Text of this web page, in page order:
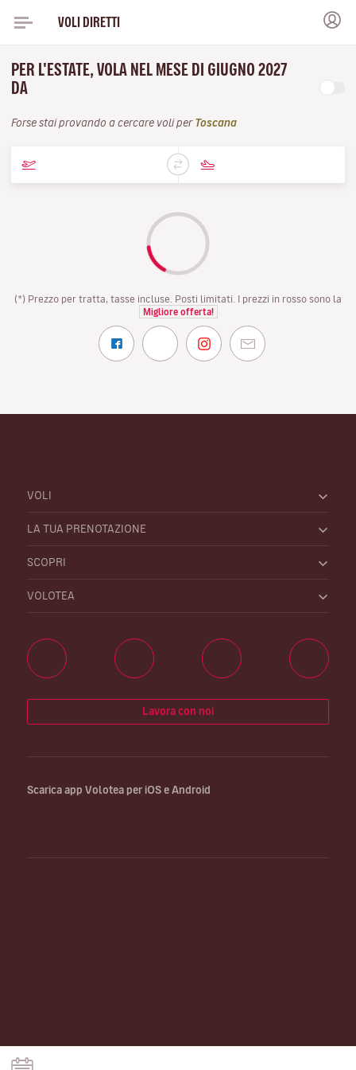
VOLI DIRETTI
PER L'ESTATE, VOLA NEL MESE DI GIUGNO 2027
DA
Forse stai provando a cercare voli per Toscana
(*) Prezzo per tratta, tasse incluse. Posti limitati. I prezzi in rosso sono la
Migliore offerta!
VOLI
LA TUA PRENOTAZIONE
SCOPRI
VOLOTEA
Lavora con noi
Scarica app Volotea per iOS e Android